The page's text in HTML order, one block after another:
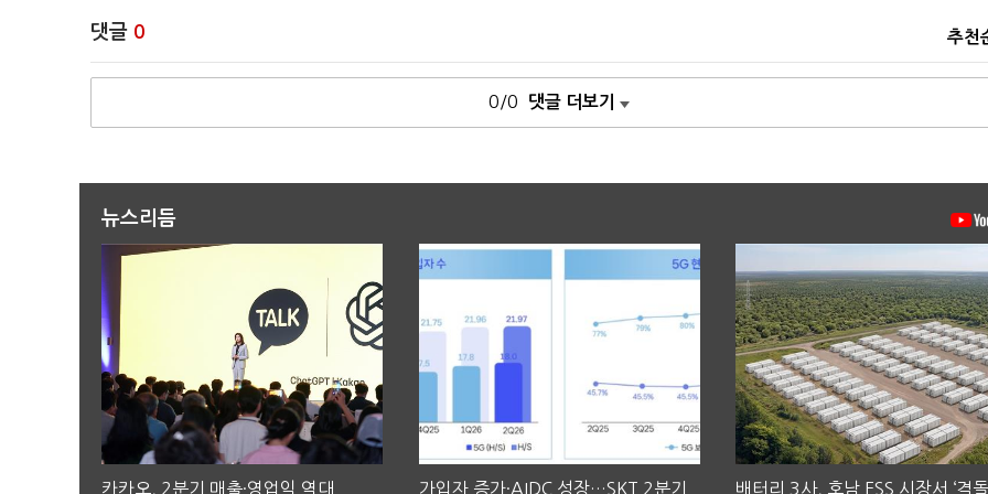
댓글 0 추천
0/0 댓글 더보기
뉴스리듬
카카오, 2분기 매출·영업익 역대 가입자 증가·AIDC 성장…SKT 2분기 배터리 3사, 호남 ESS 시장서 ‘격돌